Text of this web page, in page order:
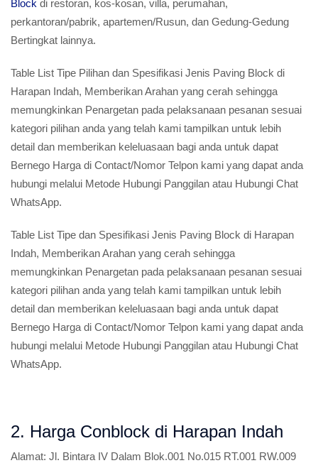
Block di restoran, kos-kosan, villa, perumahan,
perkantoran/pabrik, apartemen/Rusun, dan Gedung-Gedung
Bertingkat lainnya.
Table List Tipe Pilihan dan Spesifikasi Jenis Paving Block di
Harapan Indah, Memberikan Arahan yang cerah sehingga
memungkinkan Penargetan pada pelaksanaan pesanan sesuai
kategori pilihan anda yang telah kami tampilkan untuk lebih
detail dan memberikan keleluasaan bagi anda untuk dapat
Bernego Harga di Contact/Nomor Telpon kami yang dapat anda
hubungi melalui Metode Hubungi Panggilan atau Hubungi Chat
WhatsApp.
Table List Tipe dan Spesifikasi Jenis Paving Block di Harapan
Indah, Memberikan Arahan yang cerah sehingga
memungkinkan Penargetan pada pelaksanaan pesanan sesuai
kategori pilihan anda yang telah kami tampilkan untuk lebih
detail dan memberikan keleluasaan bagi anda untuk dapat
Bernego Harga di Contact/Nomor Telpon kami yang dapat anda
hubungi melalui Metode Hubungi Panggilan atau Hubungi Chat
WhatsApp.
2. Harga Conblock di Harapan Indah
Alamat: Jl. Bintara IV Dalam Blok.001 No.015 RT.001 RW.009